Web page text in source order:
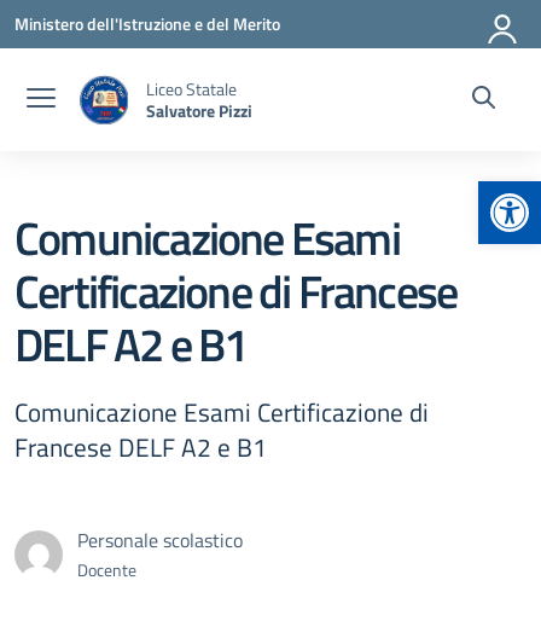
Vai ai contenuti
Vai al menu di navigazione
Vai al footer
Ministero dell'Istruzione e del Merito
Liceo Statale
Salvatore Pizzi
Comunicazione Esami
Certificazione di Francese
DELF A2 e B1
Comunicazione Esami Certificazione di
Francese DELF A2 e B1
Personale scolastico
Docente